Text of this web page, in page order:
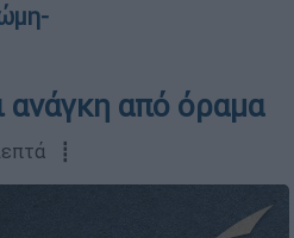
ανάγκη από όραμα
┋